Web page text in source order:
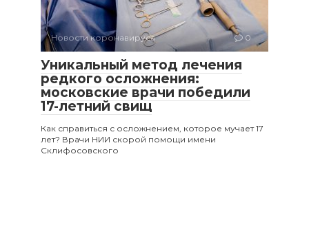
Новости коронавируса 0
Уникальный метод лечения
редкого осложнения:
московские врачи победили
17-летний свищ
Как справиться с осложнением, которое мучает 17
лет? Врачи НИИ скорой помощи имени
Склифосовского